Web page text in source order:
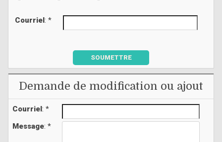
Courriel : *
SOUMETTRE
Demande de modification ou ajout
Courriel: *
Message: *